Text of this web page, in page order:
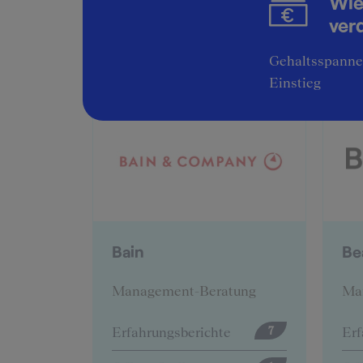
BearingPoint
Management-Beratung
Erfahrungsberichte 12
Einstieg